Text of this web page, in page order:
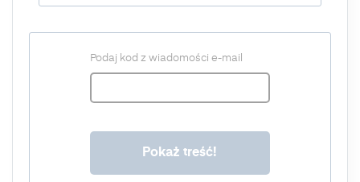
Podaj kod z wiadomości e-mail